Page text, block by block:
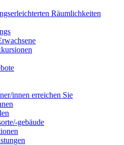
Räumlichkeiten
innen erreichen Sie
gebäude